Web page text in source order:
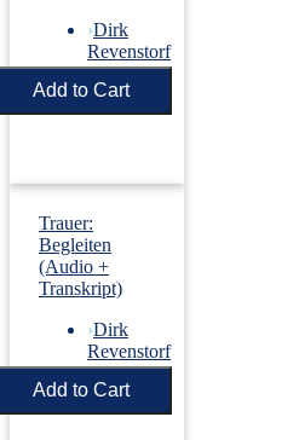
›Dirk
Revenstorf
Price: €5.50
Trauer:
Begleiten
(Audio +
Transkript)
›Dirk
Revenstorf
Price: €5.50